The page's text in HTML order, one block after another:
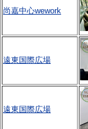
尚嘉中心wework
遠東国際広場
遠東国際広場